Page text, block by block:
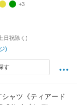
+3
日祝除く)
)
す
ャツ《ティアード